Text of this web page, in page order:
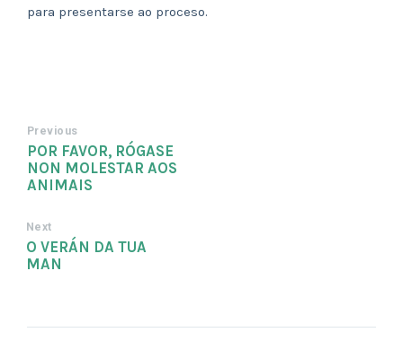
para presentarse ao proceso.
Previous
POR FAVOR, RÓGASE
NON MOLESTAR AOS
ANIMAIS
Next
O VERÁN DA TUA
MAN